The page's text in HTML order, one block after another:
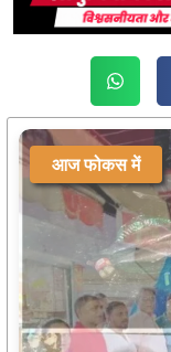
आज फोकस में